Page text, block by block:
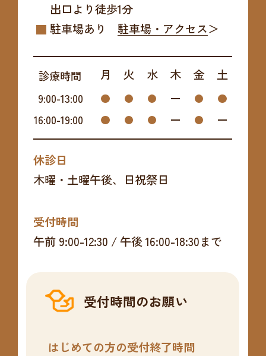
出口より徒歩1分
駐車場あり
駐車場・アクセス
診療時間 月 火 水 木 金 土
9:00-13:00
16:00-19:00
休診日
木曜・土曜午後、日祝祭日
受付時間
午前 9:00-12:30 / 午後 16:00-18:30まで
受付時間のお願い
はじめての方の受付終了時間